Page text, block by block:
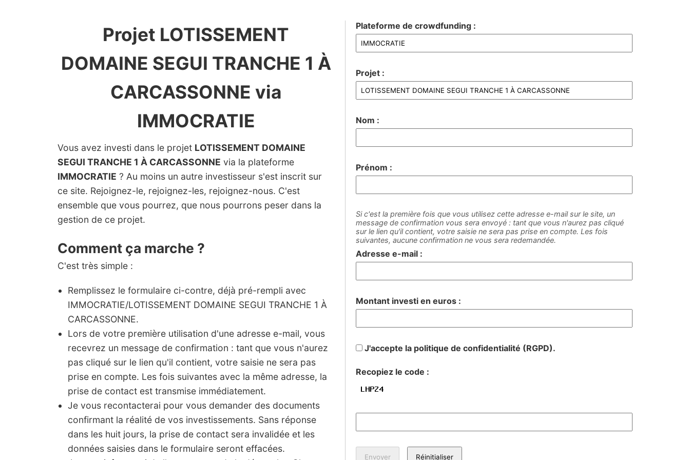
Projet LOTISSEMENT
DOMAINE SEGUI TRANCHE 1 À
CARCASSONNE via
IMMOCRATIE
Vous avez investi dans le projet LOTISSEMENT DOMAINE
SEGUI TRANCHE 1 À CARCASSONNE via la plateforme
IMMOCRATIE ? Au moins un autre investisseur s'est inscrit sur
ce site. Rejoignez-le, rejoignez-les, rejoignez-nous. C'est
ensemble que vous pourrez, que nous pourrons peser dans la
gestion de ce projet.
Comment ça marche ?
C'est très simple :
Remplissez le formulaire ci-contre, déjà pré-rempli avec
IMMOCRATIE/LOTISSEMENT DOMAINE SEGUI TRANCHE 1 À
CARCASSONNE.
Lors de votre première utilisation d'une adresse e-mail, vous
recevrez un message de confirmation : tant que vous n'aurez
pas cliqué sur le lien qu'il contient, votre saisie ne sera pas
prise en compte. Les fois suivantes avec la même adresse, la
prise de contact est transmise immédiatement.
Je vous recontacterai pour vous demander des documents
confirmant la réalité de vos investissements. Sans réponse
dans les huit jours, la prise de contact sera invalidée et les
données saisies dans le formulaire seront effacées.
Plateforme de crowdfunding :
Projet :
Nom :
Prénom :
Si c'est la première fois que vous utilisez cette adresse e-mail sur le site, un
message de confirmation vous sera envoyé : tant que vous n'aurez pas cliqué
sur le lien qu'il contient, votre saisie ne sera pas prise en compte. Les fois
suivantes, aucune confirmation ne vous sera redemandée.
Adresse e-mail :
Montant investi en euros :
J'accepte la politique de confidentialité (RGPD).
Recopiez le code :